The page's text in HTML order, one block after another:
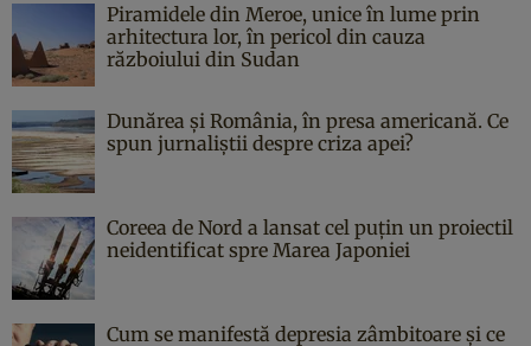
Piramidele din Meroe, unice în lume prin
arhitectura lor, în pericol din cauza
războiului din Sudan
Dunărea și România, în presa americană. Ce
spun jurnaliștii despre criza apei?
Coreea de Nord a lansat cel puțin un proiectil
neidentificat spre Marea Japoniei
Cum se manifestă depresia zâmbitoare și ce